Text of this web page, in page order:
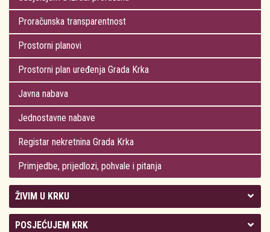
Proračunska transparentnost
Prostorni planovi
Prostorni plan uređenja Grada Krka
Javna nabava
Jednostavne nabave
Registar nekretnina Grada Krka
Primjedbe, prijedlozi, pohvale i pitanja
ŽIVIM U KRKU
Kolegij gradonačelnika
POSJEĆUJEM KRK